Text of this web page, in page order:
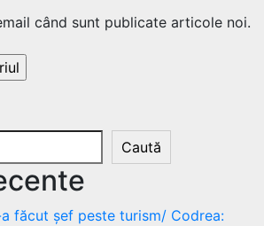
când sunt publicate articole noi.
Caută
făcut șef peste turism/ Codrea: